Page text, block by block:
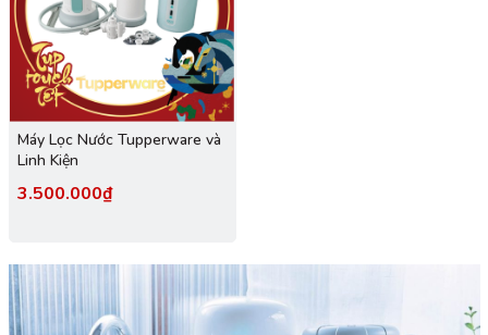
Máy Lọc Nước Tupperware và
Linh Kiện
3.500.000₫